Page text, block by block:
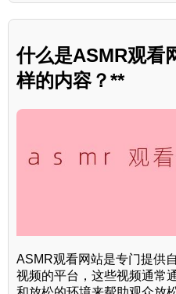
什么是ASMR观看
样的内容？**
ASMR观看网站是专门提供
视频的平台，这些视频通常